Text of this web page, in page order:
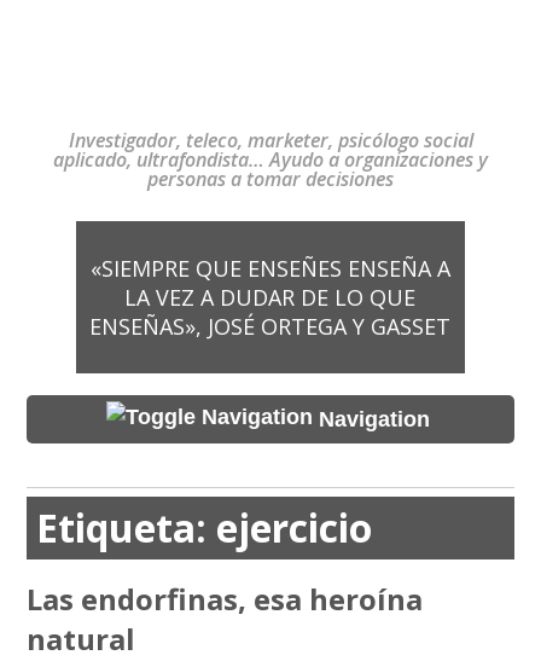
Investigador, teleco, marketer, psicólogo social
aplicado, ultrafondista… Ayudo a organizaciones y
personas a tomar decisiones
«SIEMPRE QUE ENSEÑES ENSEÑA A
LA VEZ A DUDAR DE LO QUE
ENSEÑAS», JOSÉ ORTEGA Y GASSET
Navigation
Etiqueta: ejercicio
Las endorfinas, esa heroína
natural